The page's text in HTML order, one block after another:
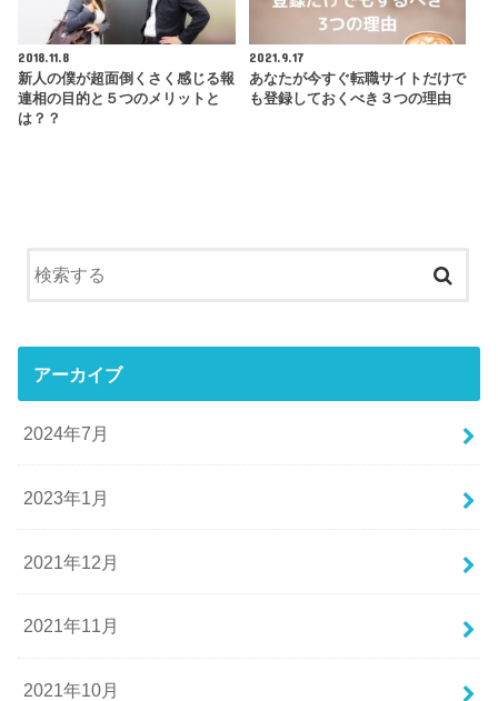
2018.11.8
新人の僕が超面倒くさく感じる報
連相の目的と５つのメリットと
は？？
2021.9.17
あなたが今すぐ転職サイトだけで
も登録しておくべき３つの理由
アーカイブ
2024年7月
2023年1月
2021年12月
2021年11月
2021年10月